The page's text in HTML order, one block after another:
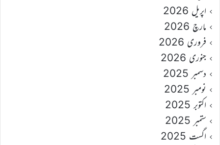
اپریل 2026
مارچ 2026
فروری 2026
جنوری 2026
دسمبر 2025
نومبر 2025
اکتوبر 2025
ستمبر 2025
اگست 2025